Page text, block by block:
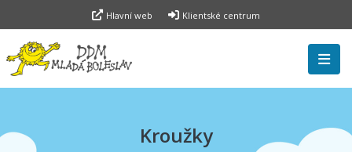
Hlavní web Klientské centrum
Kroužky